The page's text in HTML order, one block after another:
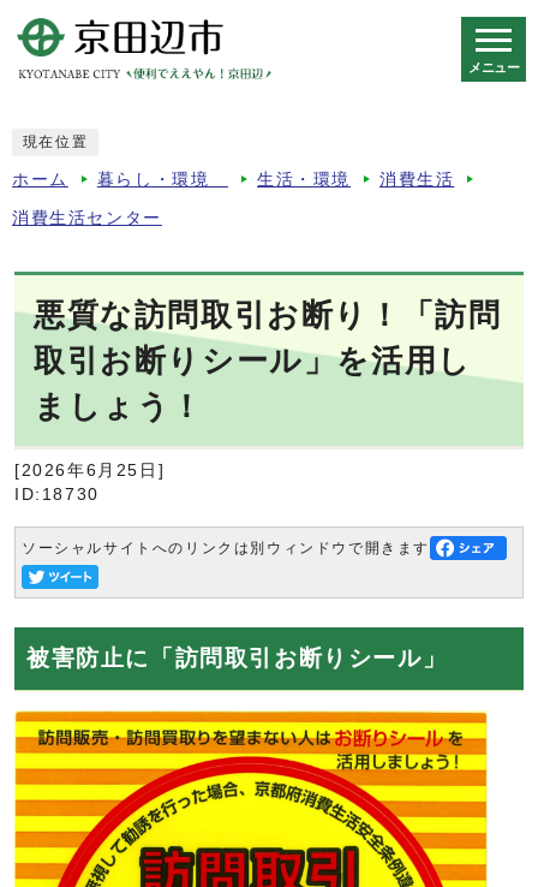
メニュー
現在位置
ホーム 暮らし・環境 生活・環境 消費生活
消費生活センター
悪質な訪問取引お断り！「訪問
取引お断りシール」を活用し
ましょう！
[2026年6月25日]
ID:18730
ソーシャルサイトへのリンクは別ウィンドウで開きます
被害防止に「訪問取引お断りシール」